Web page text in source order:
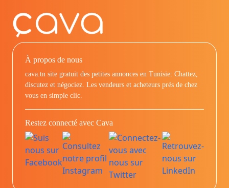
À propos de nous
cava.tn site gratuit des petites annonces en Tunisie: Chattez,
discutez et négociez. Les vendeurs et acheteurs prés de chez
vous en simple clic.
Restez connecté avec Cava